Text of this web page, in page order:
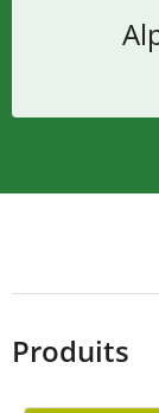
Produits